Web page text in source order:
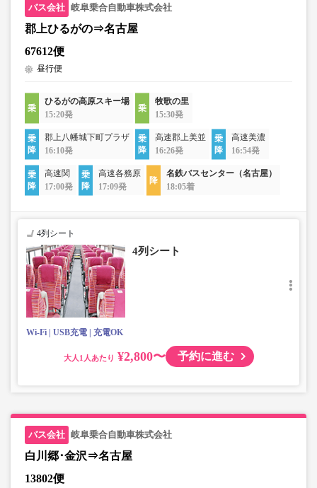
岐阜乗合自動車株式会社
郡上ひるがの⇒名古屋
67612便
昼行便
ひるがの高原スキー場
15:20発
牧歌の里
15:30発
郡上八幡城下町プラザ
16:10発
高速郡上美並
16:26発
高速美濃
16:54発
高速関
17:00発
高速各務原
17:09発
名鉄バスセンター（名古屋）
18:05着
4列シート
4列シート
Wi-Fi USB充電 充電OK
大人 ¥2,800〜 予約に進む
岐阜乗合自動車株式会社
白川郷･金沢⇒名古屋
13802便